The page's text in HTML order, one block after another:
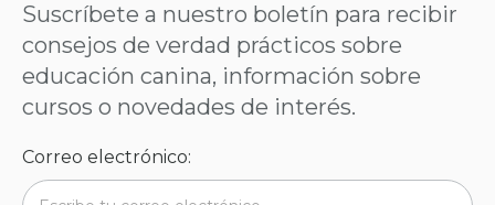
Suscríbete a nuestro boletín para recibir
consejos de verdad prácticos sobre
educación canina, información sobre
cursos o novedades de interés.
Correo electrónico: